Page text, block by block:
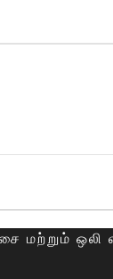
மற்றும் ஒலி